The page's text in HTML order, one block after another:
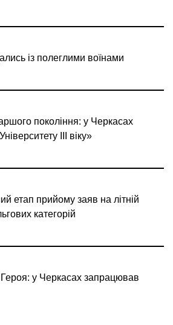
із полеглими воїнами
покоління: у Черкасах
ІІІ віку»
етап прийому заяв на літній
категорій
у Черкасах запрацював